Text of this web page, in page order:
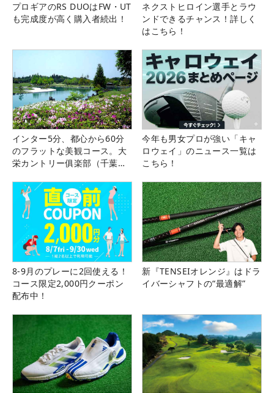
プロギアのRS DUOはFW・UT
も完成度が高く購入者続出！
ネクストヒロイン選手とラウ
ンドできるチャンス！詳しく
はこちら！
インター5分、都心から60分
のフラットな美観コース。大
栄カントリー俱楽部（千葉
今年も男女プロが強い「キャ
ロウェイ」のニュース一覧は
こちら！
8-9月のプレーに2回使える！
コース限定2,000円クーポン
配布中！
新『TENSEIオレンジ』はドラ
イバーシャフトの“最適解”